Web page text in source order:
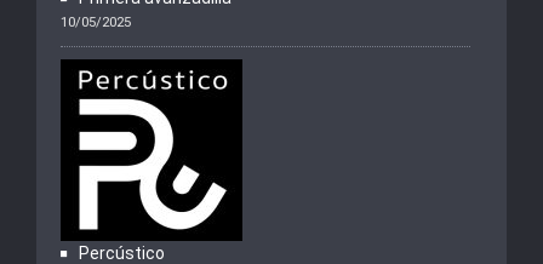
10/05/2025
Percústico